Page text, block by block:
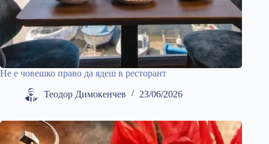
Не е човешко право да ядеш в ресторант
Теодор Димокенчев 23/06/2026